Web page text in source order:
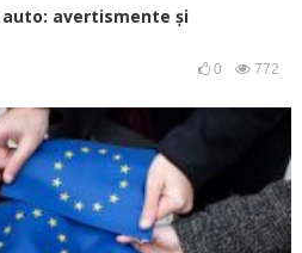
avertismente și
0 772